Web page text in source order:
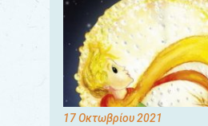
17 Οκτωβρίου 2021